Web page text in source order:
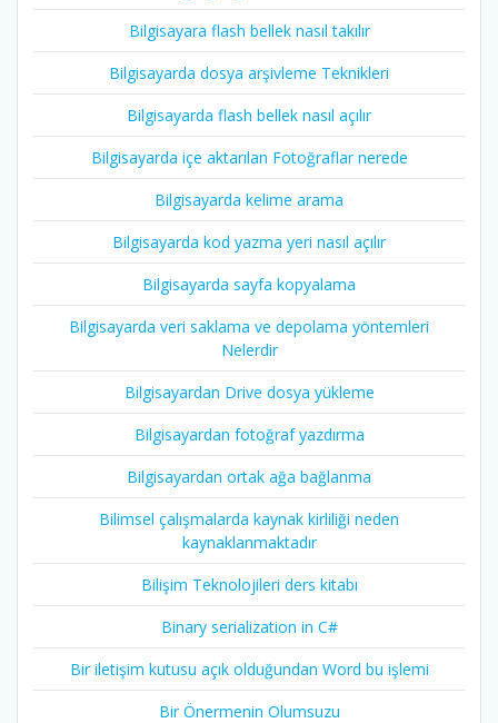
Bilgisayara flash bellek nasıl takılır
Bilgisayarda dosya arşivleme Teknikleri
Bilgisayarda flash bellek nasıl açılır
Bilgisayarda içe aktarılan Fotoğraflar nerede
Bilgisayarda kelime arama
Bilgisayarda kod yazma yeri nasıl açılır
Bilgisayarda sayfa kopyalama
Bilgisayarda veri saklama ve depolama yöntemleri
Nelerdir
Bilgisayardan Drive dosya yükleme
Bilgisayardan fotoğraf yazdırma
Bilgisayardan ortak ağa bağlanma
Bilimsel çalışmalarda kaynak kirliliği neden
kaynaklanmaktadır
Bilişim Teknolojileri ders kitabı
Binary serialization in C#
Bir iletişim kutusu açık olduğundan Word bu işlemi
Bir Önermenin Olumsuzu